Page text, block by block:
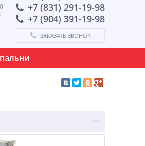
+7 (831) 291-19-98
+7 (904) 391-19-98
ЗАКАЗАТЬ ЗВОНОК